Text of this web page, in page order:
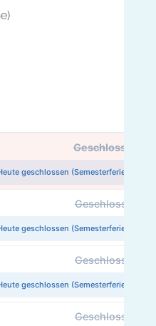
Geschlossen
geschlossen (Semesterferien)
Geschlossen
geschlossen (Semesterferien)
Geschlossen
geschlossen (Semesterferien)
Geschlossen